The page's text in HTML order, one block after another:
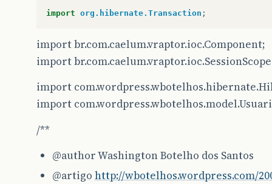
import org.hibernate.Transaction ;
import br.com.caelum.vraptor.ioc.Component;
import
import
import
/**
@authorWashington Botelho dos Santos
@artigo http://wbotelhos.wordpress.com/